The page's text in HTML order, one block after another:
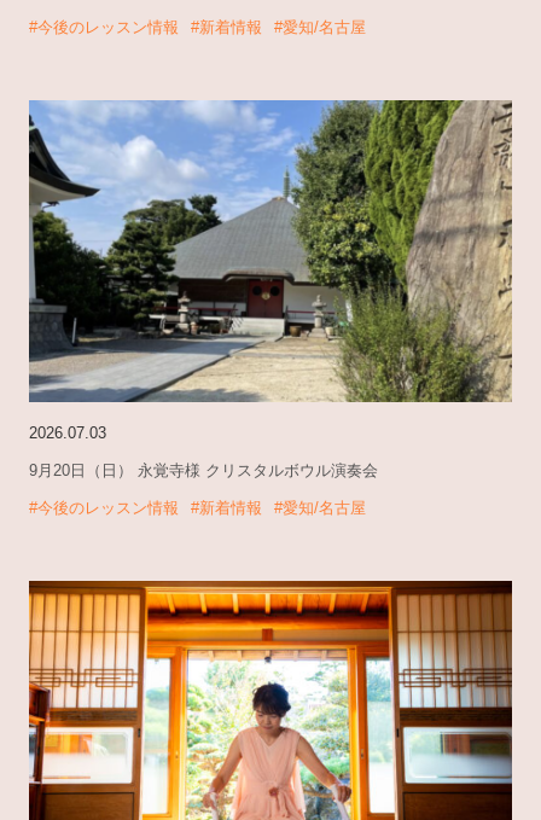
#今後のレッスン情報 #新着情報 #愛知/名古屋
2026.07.03
9月20日（日） 永覚寺様 クリスタルボウル演奏会
#今後のレッスン情報 #新着情報 #愛知/名古屋